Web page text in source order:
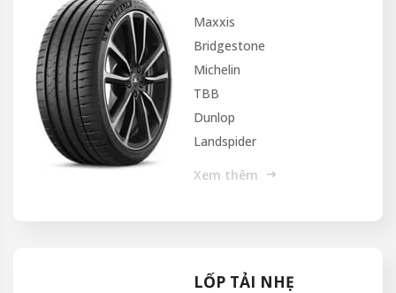
Maxxis
Bridgestone
Michelin
TBB
Dunlop
Landspider
Xem thêm
LỐP TẢI NHẸ